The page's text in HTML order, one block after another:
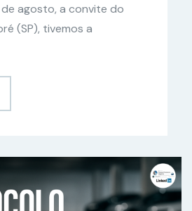
agosto, a convite do
(SP), tivemos a